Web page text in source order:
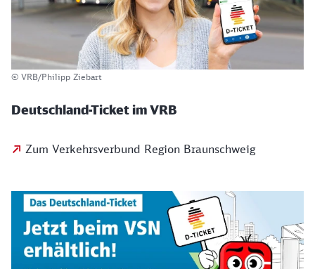
© VRB/Philipp Ziebart
Deutschland-Ticket im VRB
Zum Verkehrsverbund Region Braunschweig